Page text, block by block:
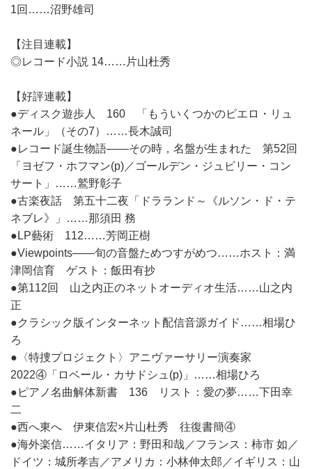
1回……沼野雄司
【注目連載】
◎レコード小説 14……片山杜秀
【好評連載】
●ディスク遊歩人 160 「もういくつかのピエロ・リュ
ネール」（その7）……長木誠司
●レコード誕生物語――その時，名盤が生まれた 第52回
「ヨゼフ・ホフマン(p)／ゴールデン・ジュビリー・コン
サート」……鷲野彰子
●古楽夜話 第五十二夜「ドラランド～《ルソン・ド・テ
ネブレ》」……那須田 務
●LP藝術 112……芳岡正樹
●Viewpoints――旬の音盤ためつすがめつ……ホスト：満
津岡信育 ゲスト：飯田有抄
●第112回 山之内正のネットオーディオ生活……山之内
正
●クラシック版インターネット配信音源ガイド……相場ひ
ろ
●〈特捜プロジェクト〉アニヴァーサリー演奏家
2022④「ロベール・カサドシュ(p)」……相場ひろ
●ピアノ名曲解体新書 136 リスト：愛の夢……下田幸
二
●西へ東へ 伊東信宏×片山杜秀 往復書簡④
●海外楽信……イタリア：野田和哉／フランス：柿市 如／
ドイツ：城所孝吉／アメリカ：小林伸太郎／イギリス：山